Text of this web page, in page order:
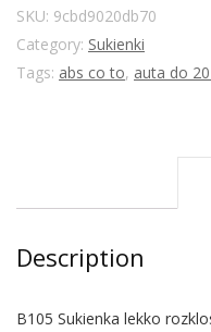
SKU: 9cbd9020db70
Category: Sukienki
Tags: abs co to, auta do
Description
B105 Sukienka lekko